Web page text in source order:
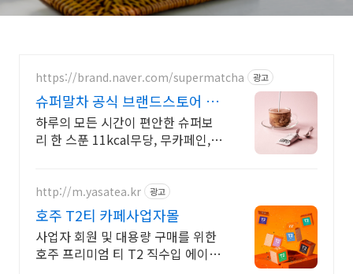
https://brand.naver.com/supermatcha 광고
슈퍼말차 공식 브랜드스토어 내
일배송으로 빠르게
하루의 모든 시간이 편안한 슈퍼보
리 한 스푼 11kcal무당, 무카페인,
http://m.yasatea.kr 광고
호주 T2티 카페사업자몰
사업자 회원 및 대용량 구매를 위한
호주 프리미엄 티 T2 직수입 에이전